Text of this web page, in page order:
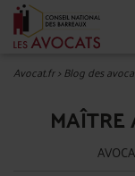
Avocat.fr>Blog des